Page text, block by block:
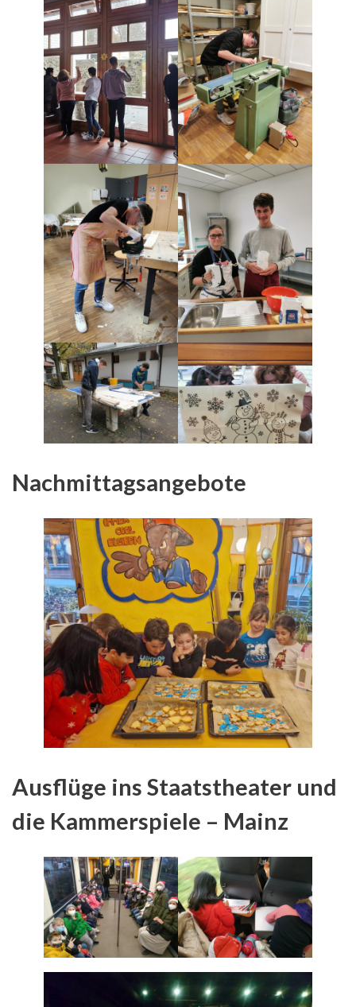
Nachmittagsangebote
Ausflüge ins Staatstheater und
die Kammerspiele – Mainz